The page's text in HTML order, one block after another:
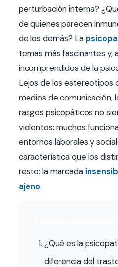
perturbación interna?
de quienes parecen
de los demás? La
temas más fascinantes y,
incomprendidos de la
Lejos de los estereotipos
medios de comunicación,
rasgos psicopáticos no
violentos: muchos
entornos laborales y
característica que los
resto: la marcada
ajeno.
¿Qué es la
diferencia del